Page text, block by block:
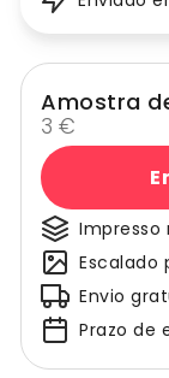
Amostra
3 €
Impresso
Escalado
Envio
Prazo de